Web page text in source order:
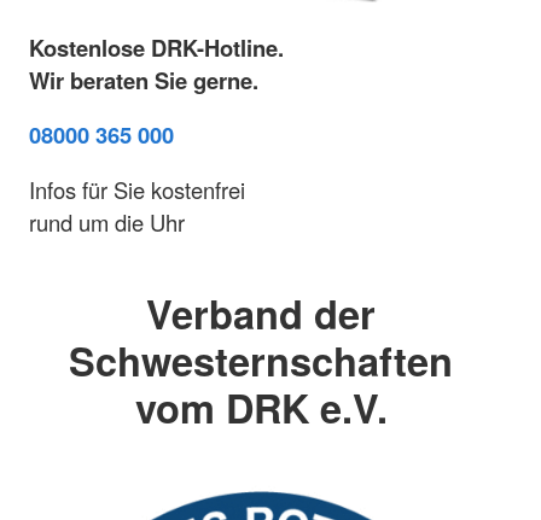
Kostenlose DRK-Hotline.
Wir beraten Sie gerne.
08000 365 000
Infos für Sie kostenfrei
rund um die Uhr
Verband der
Schwesternschaften
vom DRK e.V.